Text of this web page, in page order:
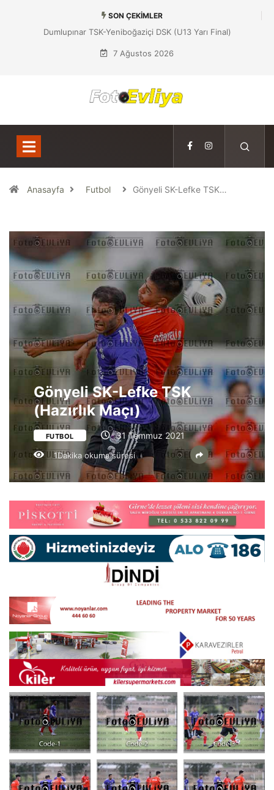
SON ÇEKIMLER
Dumlupınar TSK-Yeniboğaziçi DSK (U13 Yarı Final)
7 Ağustos 2026
Anasayfa Futbol Gönyeli SK-Lefke TSK…
Gönyeli SK-Lefke TSK
(Hazırlık Maçı)
FUTBOL 31 Temmuz 2021
1Dakika okuma süresi